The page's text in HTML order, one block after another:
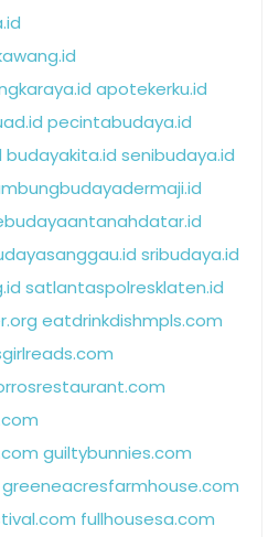
apotekerku.id
pecintabudaya.id
budayakita.id senibudaya.id
sribudaya.id
satlantaspolresklaten.id
eatdrinkdishmpls.com
guiltybunnies.com
greeneacresfarmhouse.com
fullhousesa.com